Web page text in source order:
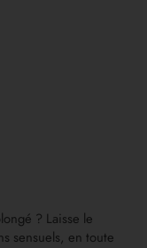
? Laisse le
sensuels, en toute